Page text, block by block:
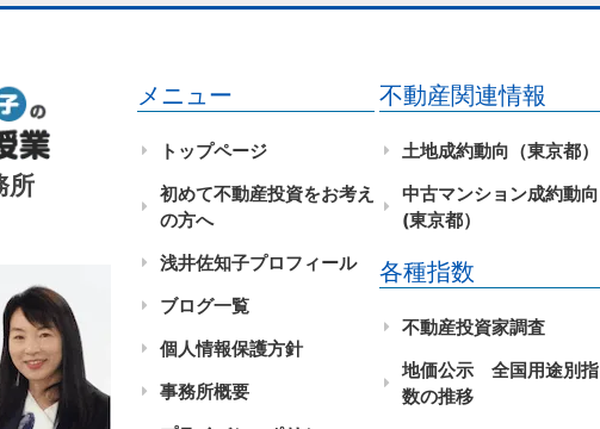
所
メニュー
トップページ
初めて不動産投資をお考え
の方へ
浅井佐知子プロフィール
ブログ一覧
個人情報保護方針
事務所概要
不動産関連情報
土地成約動向（東京都）
中古マンション成約動向
(東京都）
各種指数
不動産投資家調査
地価公示 全国用途別指
数の推移